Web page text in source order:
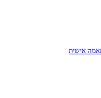
אישית